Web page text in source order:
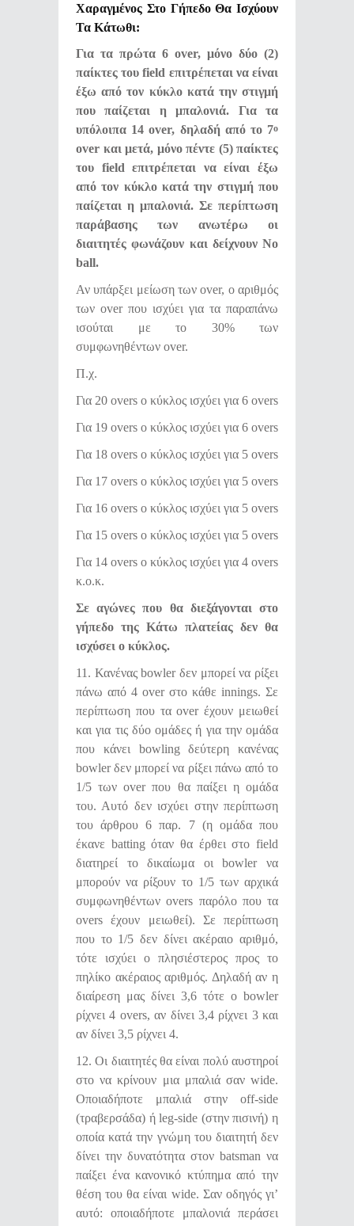
Χαραγμένος Στο Γήπεδο Θα Ισχύουν
Τα Κάτωθι:
Για τα πρώτα 6 over, μόνο δύο (2)
παίκτες του field επιτρέπεται να είναι
έξω από τον κύκλο κατά την στιγμή
που παίζεται η μπαλονιά. Για τα
υπόλοιπα 14 over, δηλαδή από το 7ο
over και μετά, μόνο πέντε (5) παίκτες
του field επιτρέπεται να είναι έξω
από τον κύκλο κατά την στιγμή που
παίζεται η μπαλονιά. Σε περίπτωση
παράβασης των ανωτέρω οι
διαιτητές φωνάζουν και δείχνουν Νo
ball.
Αν υπάρξει μείωση των over, ο αριθμός
των over που ισχύει για τα παραπάνω
ισούται με το 30% των
συμφωνηθέντων over.
Π.χ.
Για 20 overs o κύκλος ισχύει για 6 overs
Για 19 overs o κύκλος ισχύει για 6 οvers
Για 18 overs o κύκλος ισχύει για 5 οvers
Για 17 overs o κύκλος ισχύει για 5 overs
Για 16 overs o κύκλος ισχύει για 5 overs
Για 15 overs o κύκλος ισχύει για 5 overs
Για 14 overs o κύκλος ισχύει για 4 overs
κ.ο.κ.
Σε αγώνες που θα διεξάγονται στο
γήπεδο της Κάτω πλατείας δεν θα
ισχύσει ο κύκλος.
11. Κανένας bowler δεν μπορεί να ρίξει
πάνω από 4 over στο κάθε innings. Σε
περίπτωση που τα over έχουν μειωθεί
και για τις δύο ομάδες ή για την ομάδα
που κάνει bowling δεύτερη κανένας
bowler δεν μπορεί να ρίξει πάνω από το
1/5 των over που θα παίξει η ομάδα
του. Αυτό δεν ισχύει στην περίπτωση
του άρθρου 6 παρ. 7 (η ομάδα που
έκανε batting όταν θα έρθει στο field
διατηρεί το δικαίωμα οι bowler να
μπορούν να ρίξουν το 1/5 των αρχικά
συμφωνηθέντων overs παρόλο που τα
overs έχουν μειωθεί). Σε περίπτωση
που το 1/5 δεν δίνει ακέραιο αριθμό,
τότε ισχύει ο πλησιέστερος προς το
πηλίκο ακέραιος αριθμός. Δηλαδή αν η
διαίρεση μας δίνει 3,6 τότε ο bowler
ρίχνει 4 overs, αν δίνει 3,4 ρίχνει 3 και
αν δίνει 3,5 ρίχνει 4.
12. Οι διαιτητές θα είναι πολύ αυστηροί
στο να κρίνουν μια μπαλιά σαν wide.
Οποιαδήποτε μπαλιά στην off-side
(τραβερσάδα) ή leg-side (στην πισινή) η
οποία κατά την γνώμη του διαιτητή δεν
δίνει την δυνατότητα στον batsman να
παίξει ένα κανονικό κτύπημα από την
θέση του θα είναι wide. Σαν οδηγός γι’
αυτό: οποιαδήποτε μπαλονιά περάσει